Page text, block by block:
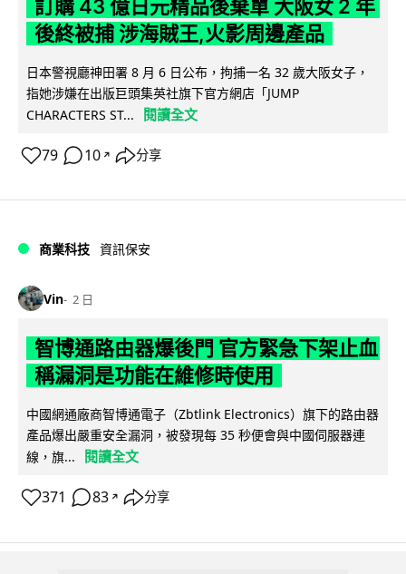
訂購 43 億日元精品後棄單 大阪女 2 年
後終被捕 涉海賊王,火影周邊產品
日本警視廳神田署 8 月 6 日公布，拘捕一名 32 歲大阪女子，
指她涉嫌在出版巨頭集英社旗下官方網店「JUMP
CHARACTERS ST...
閱讀全文
79 10 ↗ 分享
商業科技 資訊保安
Vin 2 日
智博通路由器爆後門 官方緊急下架止血
稱漏洞是功能在維修時使用
中國網通廠商智博通電子（Zbtlink Electronics）旗下的路由器
產品爆出嚴重安全漏洞，被發現每 35 秒便會與中國伺服器連
線，旗...
閱讀全文
371 83 ↗ 分享